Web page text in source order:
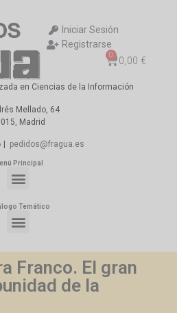
Iniciar Sesión
Registrarse
0,00 €
0
en Ciencias de la Información
Mellado, 64
Madrid
pedidos@fragua.es
Principal
Temático
Franco. El gran
de la